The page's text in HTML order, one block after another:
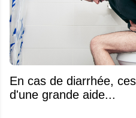
En cas de diarrhée,
d'une grande aide...